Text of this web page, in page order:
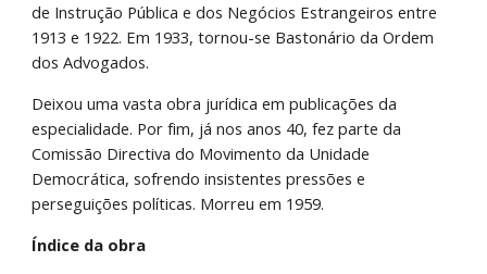
de Instrução Pública e dos Negócios Estrangeiros entre
1913 e 1922. Em 1933, tornou-se Bastonário da Ordem
dos Advogados.
Deixou uma vasta obra jurídica em publicações da
especialidade. Por fim, já nos anos 40, fez parte da
Comissão Directiva do Movimento da Unidade
Democrática, sofrendo insistentes pressões e
perseguições políticas. Morreu em 1959.
Índice da obra